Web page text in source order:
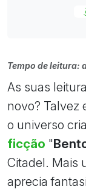
Tempo de leitura:
As suas
novo? Talvez
o universo
ficção "
Citadel. Mais
aprecia